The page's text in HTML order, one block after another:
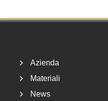
Azienda
Materiali
News